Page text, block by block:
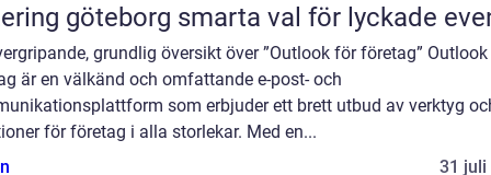
Catering göteborg smarta val för lyckade
grundlig översikt över ”Outlook för företag”
är en välkänd och omfattande e-post- och
som erbjuder ett brett utbud av verktyg
för företag i alla storlekar. Med en...
31 juli